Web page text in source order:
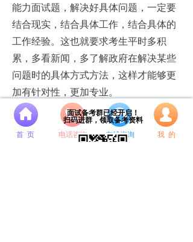
能力面试题，解决好具体问题，一定要
结合现实，结合具体工作，结合具体的
工作经验。这也就要求考生平时多积
累，多看新闻，多了解政府在解决某些
问题时的具体方式方法，这样才能够更
加有针对性，更加专业。
面试备考群已经开启！
扫码进群，领取备考资料 넙
首 页 电话咨询 在线咨询 我 的